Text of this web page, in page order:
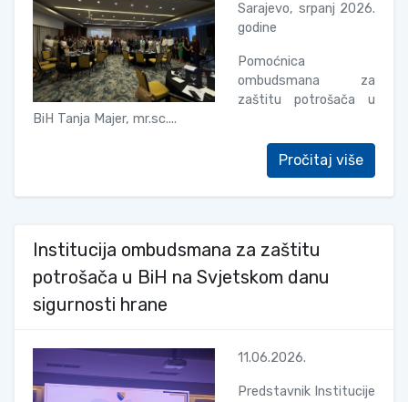
Sarajevo, srpanj 2026.
godine
Pomoćnica
ombudsmana za
zaštitu potrošača u
BiH Tanja Majer, mr.sc....
Pročitaj više
Institucija ombudsmana za zaštitu
potrošača u BiH na Svjetskom danu
sigurnosti hrane
11.06.2026.
Predstavnik Institucije